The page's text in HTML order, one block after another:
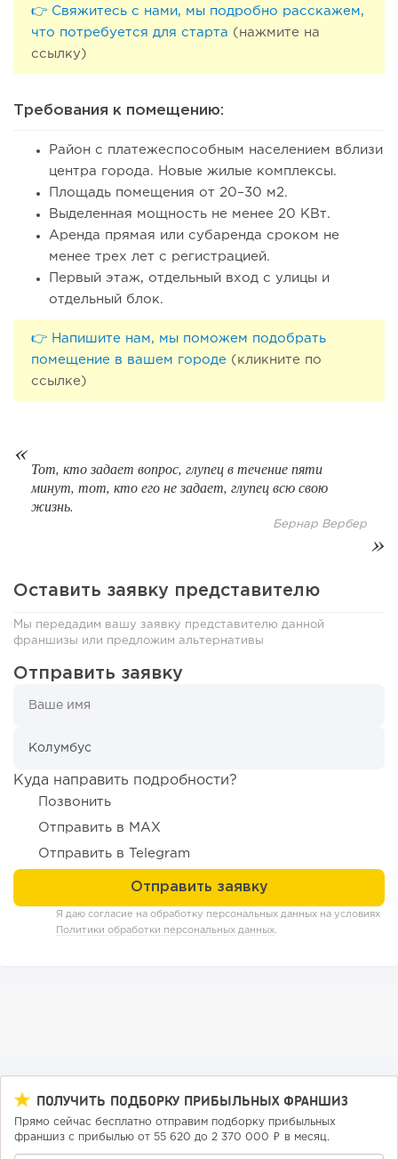
модели производства...
107
👉 Свяжитесь с нами, мы подробно расскажем,
что потребуется для старта (нажмите на
ссылку)
Требования к помещению:
Район с платежеспособным населением вблизи
центра города. Новые жилые комплексы.
Площадь помещения от 20–30 м2.
Выделенная мощность не менее 20 КВт.
Аренда прямая или субаренда сроком не
менее трех лет с регистрацией.
Первый этаж, отдельный вход с улицы и
отдельный блок.
👉 Напишите нам, мы поможем подобрать
помещение в вашем городе (кликните по
ссылке)
Тот, кто задает вопрос, глупец в течение пяти
минут, тот, кто его не задает, глупец всю свою
жизнь.
Бернар Вербер
Оставить заявку представителю
Мы передадим вашу заявку представителю данной
франшизы или предложим альтернативы
Отправить заявку
Куда направить подробности?
Позвонить
Отправить в MAX
Отправить в Telegram
Я даю согласие на обработку персональных данных на условиях
Политики обработки персональных данных
ПОЛУЧИТЬ ПОДБОРКУ ПРИБЫЛЬНЫХ ФРАНШИЗ
Прямо сейчас бесплатно отправим подборку прибыльных
франшиз с прибылью от 55 620 до 2 370 000 ₽ в месяц.